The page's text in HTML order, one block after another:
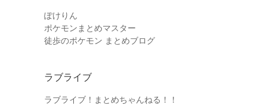
ぽけりん
ポケモンまとめマスター
徒歩のポケモン まとめブログ
ラブライブ
ラブライブ！まとめちゃんねる！！